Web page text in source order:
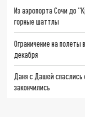
Из аэропорта Сочи до
горные шаттлы
Ограничение на полеты
декабря
Даня с Дашей
закончились